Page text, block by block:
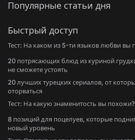
Популярные статьи дня
Быстрый доступ
Тест: На каком из 5-ти языков любви вы
20 потрясающих блюд из куриной
не сможете устоять
20 лучших турецких сериалов, от
оторваться
Тест: На какую знаменитость вы похожи?
8 позиций для поцелуев, которые
новый уровень